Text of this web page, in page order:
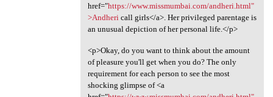
href="https://www.missmumbai.com/andheri.html"
>Andhericall girls</a>. Her privileged parentage is
an unusual depiction of her personal life.</p>
<p>Okay, do you want to think about the amount
of pleasure you'll get when you do? The only
requirement for each person to see the most
shocking glimpse of <a